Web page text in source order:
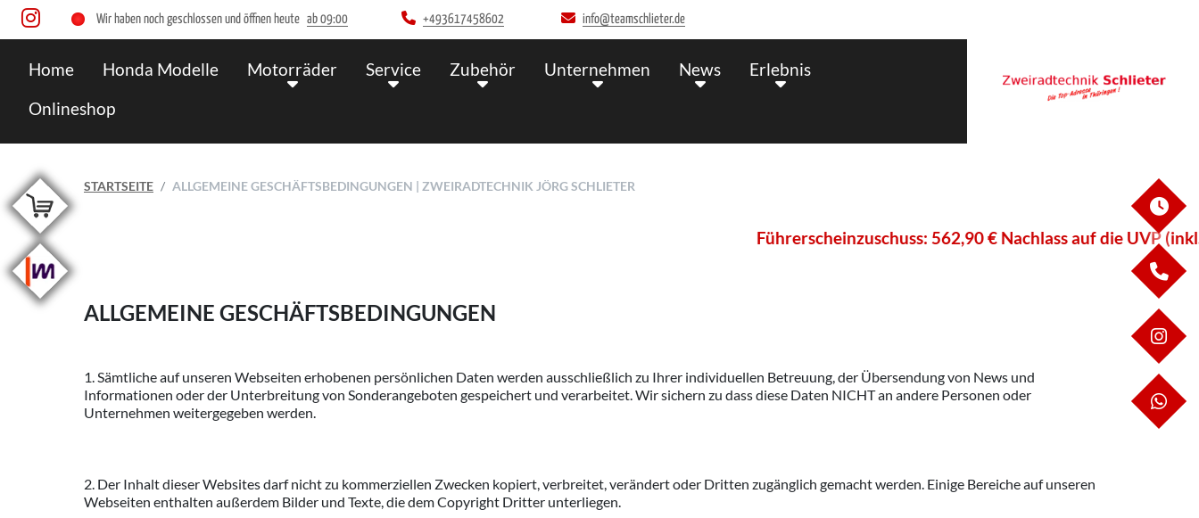
Wir haben noch geschlossen und öffnen heute ab 09:00 +493617458602 info@teamschlieter.de
Home Honda Modelle Motorräder Service Zubehör Unternehmen News
Erlebnis
Onlineshop
STARTSEITE ALLGEMEINE GESCHÄFTSBEDINGUNGEN | ZWEIRADTECHNIK JÖRG SCHLIETER
Führerscheinzuschuss: 562,90 € Nachlass auf die UVP (inkl.
ALLGEMEINE GESCHÄFTSBEDINGUNGEN
1. Sämtliche auf unseren Webseiten erhobenen persönlichen Daten werden ausschließlich zu Ihrer individuellen Betreuung, der Übersendung von News und
Informationen oder der Unterbreitung von Sonderangeboten gespeichert und verarbeitet. Wir sichern zu dass diese Daten NICHT an andere Personen oder
Unternehmen weitergegeben werden.
2. Der Inhalt dieser Websites darf nicht zu kommerziellen Zwecken kopiert, verbreitet, verändert oder Dritten zugänglich gemacht werden. Einige Bereiche auf unseren
Webseiten enthalten außerdem Bilder und Texte, die dem Copyright Dritter unterliegen.